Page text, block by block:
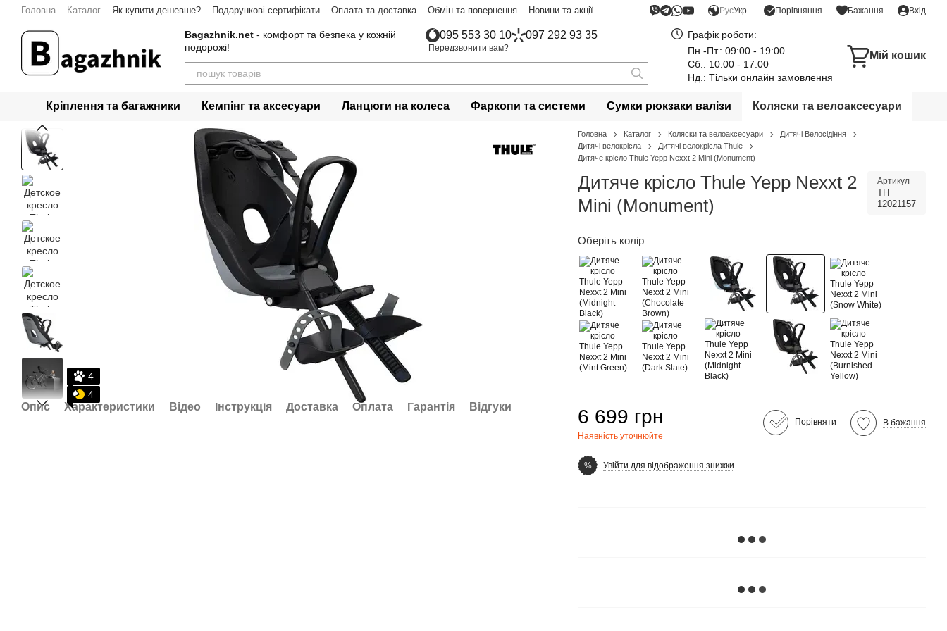
Перейти до основного контенту
Головна Каталог Як купити дешевше? Подарункові сертифікати Оплата та доставка Обмін та повернення
Новини та акції
РусУкр Порівняння Бажання Вхід
Bagazhnik.net - комфорт та безпека у кожній
подорожі!
095 553 30 10 097 292 93 35
Передзвонити вам?
Графік роботи:
Пн.-Пт.: 09:00 - 19:00
Сб.: 10:00 - 17:00
Нд.: Тільки онлайн замовлення
Мій кошик
Кріплення та багажники Кемпінг та аксесуари Ланцюги на колеса Фаркопи та системи Сумки рюкзаки валізи Коляски та велоаксесуари
4
4
Опис Характеристики Відео Інструкція Доставка Оплата Гарантія Відгуки
Головна Каталог Коляски та велоаксесуари
Дитячі Велосідіння
Дитячі велокрісла
Дитячі велокрісла Thule
Дитяче крісло Thule Yepp Nexxt 2 Mini (Monument)
Дитяче крісло Thule Yepp Nexxt 2
Mini (Monument)
Артикул
TH
12021157
Оберіть колір
6 699 грн
Наявність уточнюйте
Порівняти В бажання
% Увійти для відображення знижки